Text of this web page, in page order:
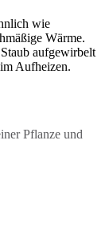
wie
Wärme.
aufgewirbelt
Aufheizen.